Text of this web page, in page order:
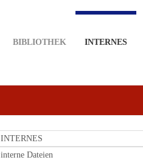
BIBLIOTHEK INTERNES
INTERNES
interne Dateien